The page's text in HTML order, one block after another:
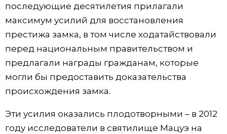
последующие десятилетия прилагали
максимум усилий для восстановления
престижа замка, в том числе ходатайствовали
перед национальным правительством и
предлагали награды гражданам, которые
могли бы предоставить доказательства
происхождения замка.
Эти усилия оказались плодотворными – в 2012
году исследователи в святилище Мацуэ на